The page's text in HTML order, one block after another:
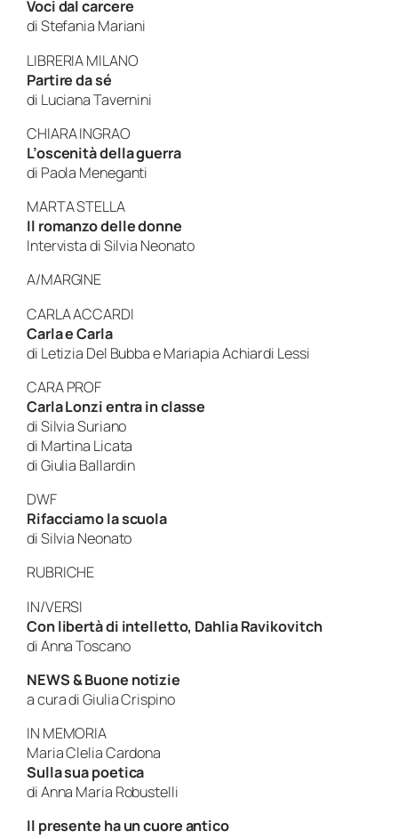
Voci dal carcere
diStefania Mariani
LIBRERIA MILANO
Partire da sé
di Luciana Tavernini
CHIARA INGRAO
L’oscenità della guerra
di Paola Meneganti
MARTA STELLA
Il romanzo delle donne
Intervista diSilvia Neonato
A/MARGINE
CARLA ACCARDI
Carla e Carla
di Letizia Del BubbaeMariapia Achiardi Lessi
CARA PROF
Carla Lonzi entra in classe
diSilvia Suriano
di Martina Licata
diGiulia Ballardin
DWF
Rifacciamo la scuola
diSilvia Neonato
RUBRICHE
IN/VERSI
Con libertà di intelletto, Dahlia Ravikovitch
diAnna Toscano
NEWS & Buone notizie
a cura diGiulia Crispino
IN MEMORIA
Maria Clelia Cardona
Sulla sua poetica
diAnna Maria Robustelli
Il presente ha un cuore antico